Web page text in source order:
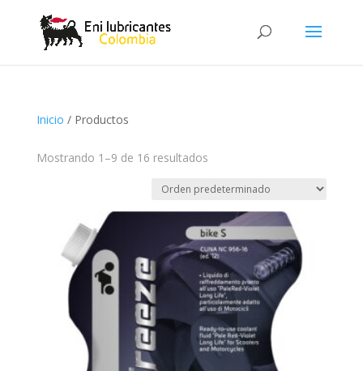
Inicio / Productos
Mostrando 1–9 de 16 resultados